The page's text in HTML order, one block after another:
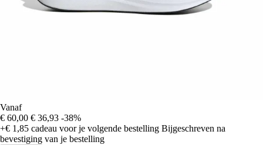
Vanaf
€ 60,00 € 36,93 -38%
+€ 1,85 cadeau voor je volgende bestelling Bijgeschreven na
bevestiging van je bestelling